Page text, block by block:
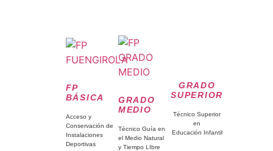
FP
BÁSICA
Acceso y
Conservación de
Instalaciones
Deportivas
GRADO
MEDIO
Técnico Guía en
el Medio Natural
y Tiempo LIbre
GRADO
SUPERIOR
Técnico Superior
en
Educación Infantil